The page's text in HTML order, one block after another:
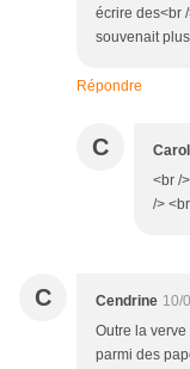
écrire des<br
souvenait
Répondre
C
<br /
/>
C Cendrine 10/
Outre la
parmi des